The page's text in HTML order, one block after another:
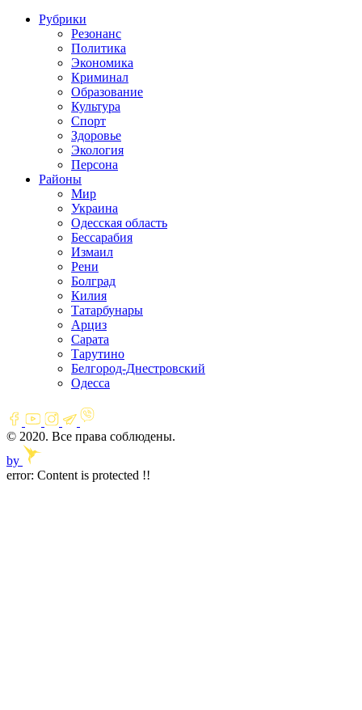
Рубрики
Резонанс
Политика
Экономика
Криминал
Образование
Культура
Спорт
Здоровье
Экология
Персона
Районы
Мир
Украина
Одесская область
Бессарабия
Измаил
Рени
Болград
Килия
Татарбунары
Арциз
Сарата
Тарутино
Белгород-Днестровский
Одесса
© 2020. Все права соблюдены.
by
error: Content is protected !!